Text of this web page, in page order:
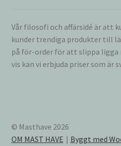
Vår filosofi och affärsidé är att
kunder trendiga produkter till
på för-order för att slippa ligga
vis kan vi erbjuda priser som är
© Masthave 2026
OM MAST HAVE
Byggt med